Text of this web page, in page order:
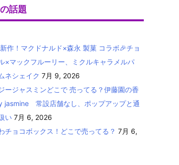
話題
作！マクドナルド×森永 製菓 コラボ🎉チョ
×マックフルーリー、ミクルキャラメルパ
ネシェイク 7月 9, 2026
ージャスミンどこで 売ってる？伊藤園の香
jasmine 常設店舗なし、ポップアップと通
い 7月 6, 2026
チョコボックス！どこで売ってる？ 7月 6,